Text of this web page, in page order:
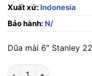
Xuất xứ: Indonesia
Bảo hành: N/
Dũa mài 6″ Stanley
Dũa mài 6" Stanley 22-